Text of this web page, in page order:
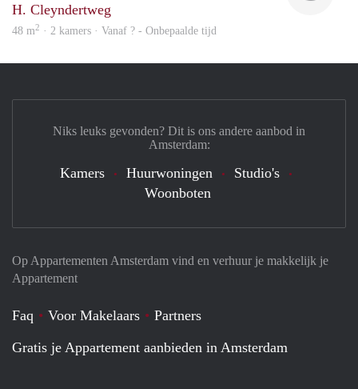
H. Cleyndertweg
48 m2 · 2 kamers · Vanaf ? - Onbepaalde tijd
Op Appartementen Amsterdam vind en verhuur je makkelijk je
Appartement
Faq Voor Makelaars
Partners
Gratis je Appartement aanbieden in Amsterdam
Niks leuks gevonden? Dit is ons andere aanbod in
Amsterdam:
Kamers Huurwoningen
Studio's
Woonboten